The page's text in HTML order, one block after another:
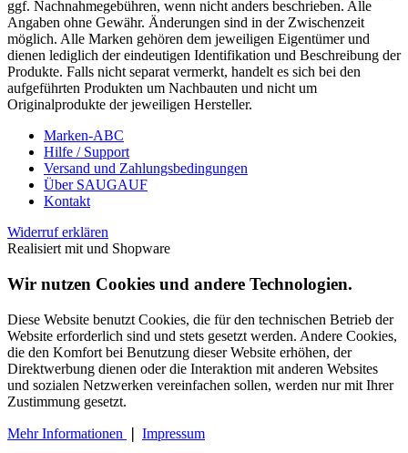
ggf. Nachnahmegebühren, wenn nicht anders beschrieben. Alle
Angaben ohne Gewähr. Änderungen sind in der Zwischenzeit
möglich. Alle Marken gehören dem jeweiligen Eigentümer und
dienen lediglich der eindeutigen Identifikation und Beschreibung der
Produkte. Falls nicht separat vermerkt, handelt es sich bei den
aufgeführten Produkten um Nachbauten und nicht um
Originalprodukte der jeweiligen Hersteller.
Marken-ABC
Hilfe / Support
Versand und Zahlungsbedingungen
Über SAUGAUF
Kontakt
Widerruf erklären
Realisiert mit und Shopware
Wir nutzen Cookies und andere Technologien.
Diese Website benutzt Cookies, die für den technischen Betrieb der
Website erforderlich sind und stets gesetzt werden. Andere Cookies,
die den Komfort bei Benutzung dieser Website erhöhen, der
Direktwerbung dienen oder die Interaktion mit anderen Websites
und sozialen Netzwerken vereinfachen sollen, werden nur mit Ihrer
Zustimmung gesetzt.
Mehr Informationen Impressum